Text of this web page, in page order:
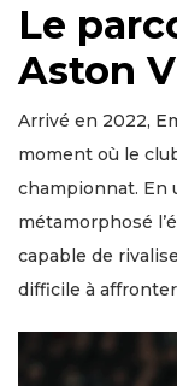
Le
Aston
Arrivé en 2022,
moment où le
championnat. En
métamorphosé
capable de
difficile à